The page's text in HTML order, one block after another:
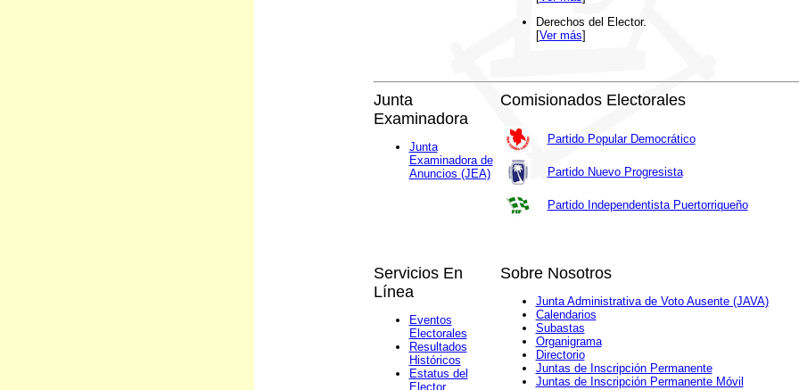
Derechos del Elector.
[Ver más]
Junta
Examinadora
Junta
Examinadora de
Anuncios (JEA)
Comisionados Electorales
Partido Popular Democrático
Partido Nuevo Progresista
Partido Independentista Puertorriqueño
Servicios En
Línea
Eventos
Electorales
Resultados
Históricos
Estatus del
Elector
Sobre Nosotros
Junta Administrativa de Voto Ausente (JAVA)
Calendarios
Subastas
Organigrama
Directorio
Juntas de Inscripción Permanente
Juntas de Inscripción Permanente Móvil